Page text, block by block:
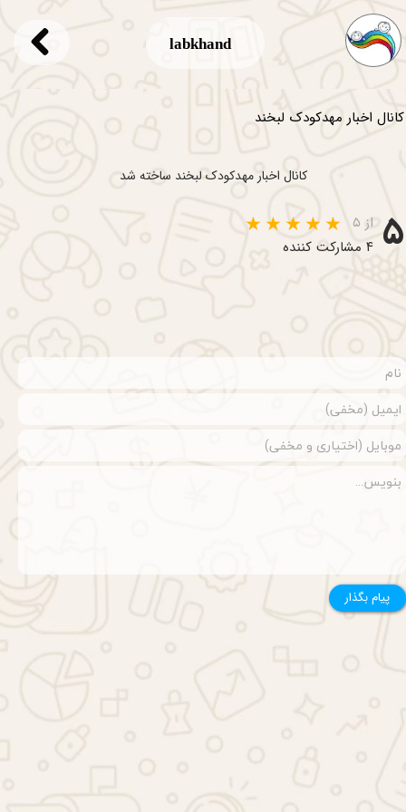
labkhand
کانال اخبار مهدکودک لبخند
کانال اخبار مهدکودک لبخند ساخته شد
۵ از ۵
۴ مشارکت کننده
پیام بگذار